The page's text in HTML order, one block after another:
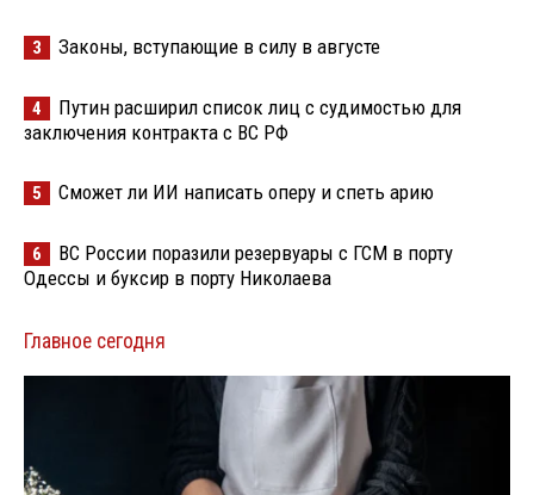
3 Законы, вступающие в силу в августе
4
Путин расширил список лиц с судимостью для
заключения контракта с ВС РФ
5 Сможет ли ИИ написать оперу и спеть арию
6
ВС России поразили резервуары с ГСМ в порту
Одессы и буксир в порту Николаева
Главное сегодня